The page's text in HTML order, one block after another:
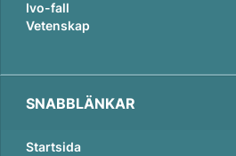
Ivo-fall
Vetenskap
SNABBLÄNKAR
Startsida